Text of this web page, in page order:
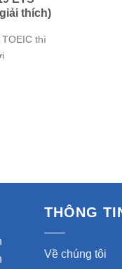
thích)
thì
THÔNG
Về chúng tôi